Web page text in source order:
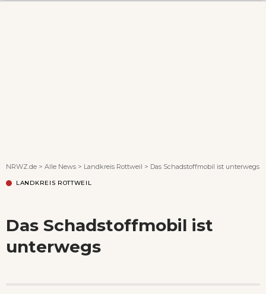
NRWZ.de > Alle News > Landkreis Rottweil > Das Schadstoffmobil ist unterwegs
LANDKREIS ROTTWEIL
Das Schadstoffmobil ist
unterwegs